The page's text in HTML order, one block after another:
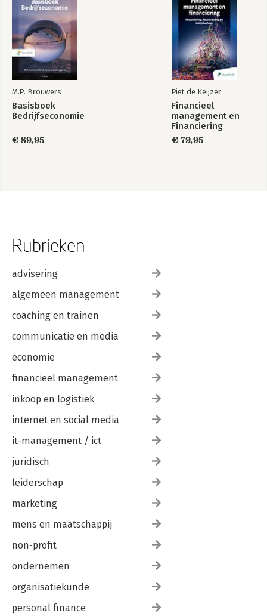
M.P. Brouwers
Basisboek
Bedrijfseconomie
€ 89,95
Piet de Keijzer
Financieel
management en
Financiering
€ 79,95
Rubrieken
advisering
algemeen management
coaching en trainen
communicatie en media
economie
financieel management
inkoop en logistiek
internet en social media
it-management / ict
juridisch
leiderschap
marketing
mens en maatschappij
non-profit
ondernemen
organisatiekunde
personal finance